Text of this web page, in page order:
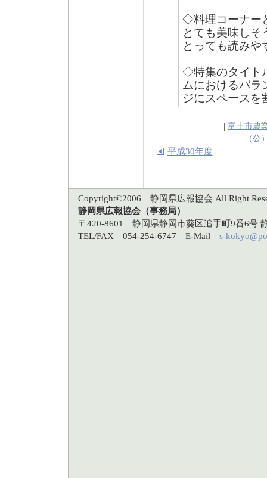
◇料理コーナー
とても美味しそ
とっても読みや
◇特集のタイト
ムにおけるバラ
ジにスペースを
富士市農
（公
平成30年度
Copyright©2006 静岡県広報協会 All Right
静岡県広報協会（事務局）
〒420-8601 静岡県静岡市葵区追手町9番6号
TEL/FAX 054-254-6747 E-Mail s-